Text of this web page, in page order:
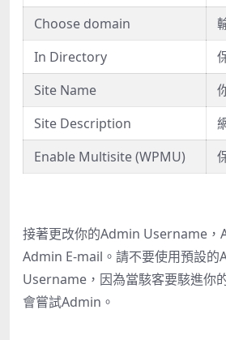
Choose domain
In Directory
Site Name
Site Description
Enable Multisite (WPMU)
接著更改你的Admin Username
Admin E-mail。請不要使用預設的
Username，因為當駭客要駭進你
會嘗試Admin。